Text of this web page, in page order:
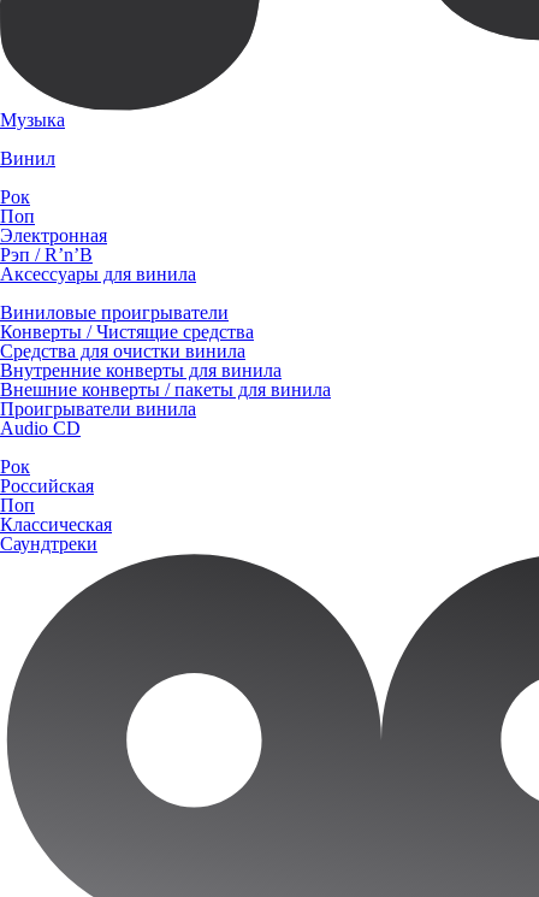
Музыка
Винил
Рок
Поп
Электронная
Рэп / R’n’B
Аксессуары для винила
Виниловые проигрыватели
Конверты / Чистящие средства
Средства для очистки винила
Внутренние конверты для винила
Внешние конверты / пакеты для винила
Проигрыватели винила
Audio CD
Рок
Российская
Поп
Классическая
Саундтреки